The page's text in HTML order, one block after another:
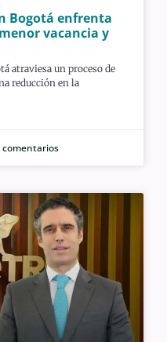
Bogotá enfrenta
vacancia y
atraviesa un proceso de
reducción en la
comentarios